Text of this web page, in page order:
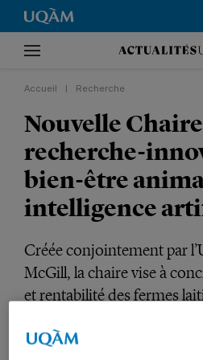
Accueil Recherche
Nouvelle
recherche-
bien-être
intelligence
Créée conjointement par
McGill, la chaire vise à
et rentabilité des fermes
RECHERCHE